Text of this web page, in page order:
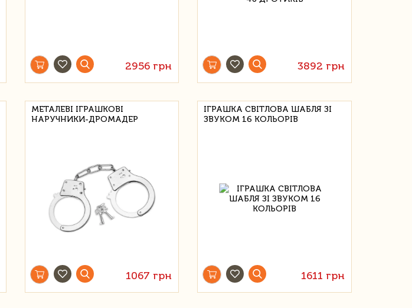
2956 грн 3892 грн
МЕТАЛЕВІ ІГРАШКОВІ
НАРУЧНИКИ-ДРОМАДЕР
1067 грн
ІГРАШКА СВІТЛОВА ШАБЛЯ ЗІ
ЗВУКОМ 16 КОЛЬОРІВ
1611 грн